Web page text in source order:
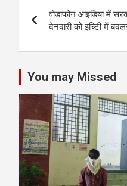
A
p
p
o
o
k
navigation
वोडाफोन आइडिया में
देनदारी को इच्टिी में
You may Missed